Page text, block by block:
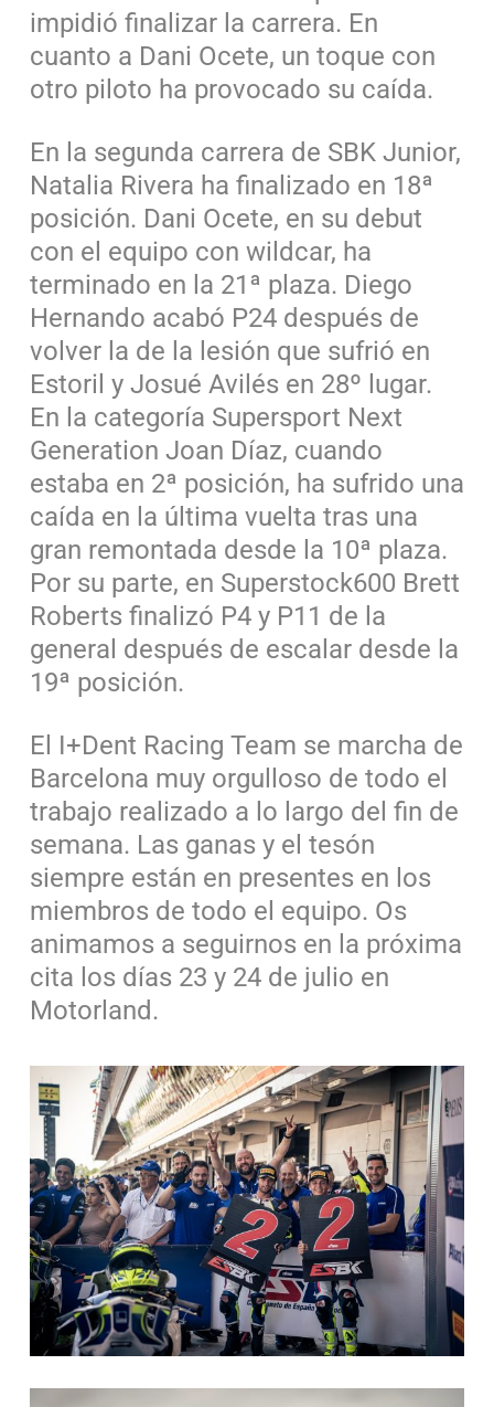
impidió finalizar la carrera. En
cuanto a Dani Ocete, un toque con
otro piloto ha provocado su caída.
En la segunda carrera de SBK Junior,
Natalia Rivera ha finalizado en 18ª
posición. Dani Ocete, en su debut
con el equipo con wildcar, ha
terminado en la 21ª plaza. Diego
Hernando acabó P24 después de
volver la de la lesión que sufrió en
Estoril y Josué Avilés en 28º lugar.
En la categoría Supersport Next
Generation Joan Díaz, cuando
estaba en 2ª posición, ha sufrido una
caída en la última vuelta tras una
gran remontada desde la 10ª plaza.
Por su parte, en Superstock600 Brett
Roberts finalizó P4 y P11 de la
general después de escalar desde la
19ª posición.
El I+Dent Racing Team se marcha de
Barcelona muy orgulloso de todo el
trabajo realizado a lo largo del fin de
semana. Las ganas y el tesón
siempre están en presentes en los
miembros de todo el equipo. Os
animamos a seguirnos en la próxima
cita los días 23 y 24 de julio en
Motorland.